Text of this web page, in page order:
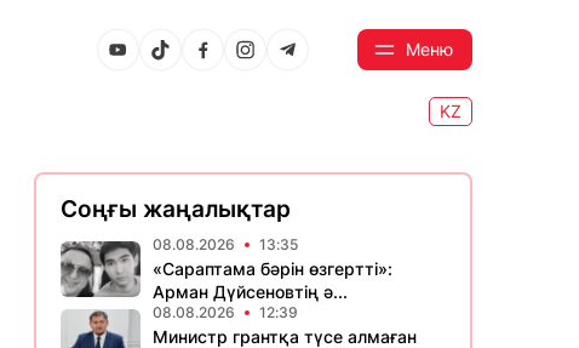
Меню
KZ
Соңғы жаңалықтар
08.08.2026 13:35
«Сараптама бәрін өзгертті»:
Арман Дүйсеновтің ә...
08.08.2026 12:39
Министр грантқа түсе алмаған